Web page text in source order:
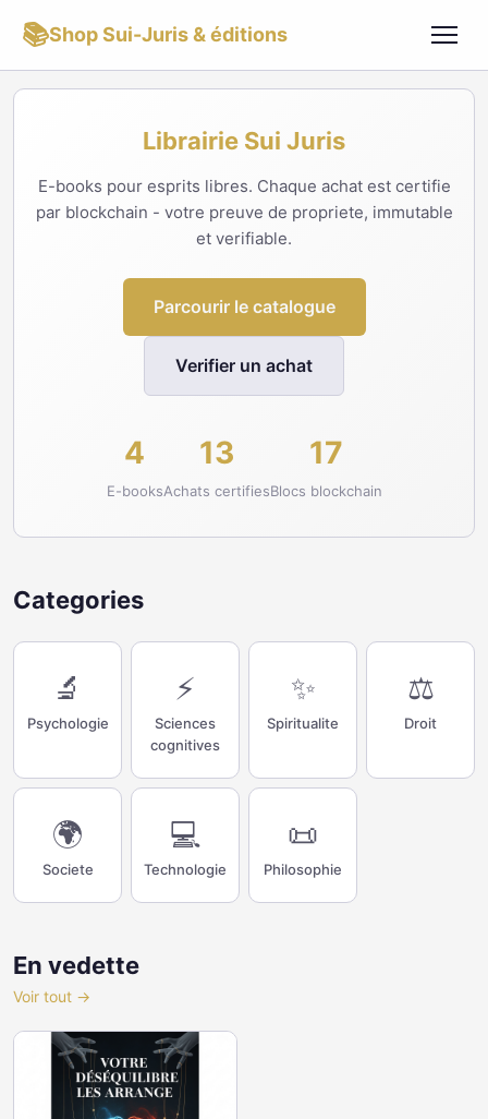
📚Shop Sui-Juris & éditions
Librairie Sui Juris
E-books pour esprits libres. Chaque achat est certifie
par blockchain - votre preuve de propriete, immutable
et verifiable.
Parcourir le catalogue
Verifier un achat
4
E-books
13
Achats certifies
17
Blocs blockchain
Categories
🔬
Psychologie
⚡
Sciences
cognitives
✨
Spiritualite
⚖️
Droit
🌍
Societe
💻
Technologie
📜
Philosophie
En vedette
Voir tout →